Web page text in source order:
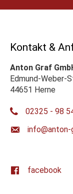
Kontakt &
Anton Graf
Edmund-Weber-
44651 Herne
02325 - 98
ed.farg-
facebook